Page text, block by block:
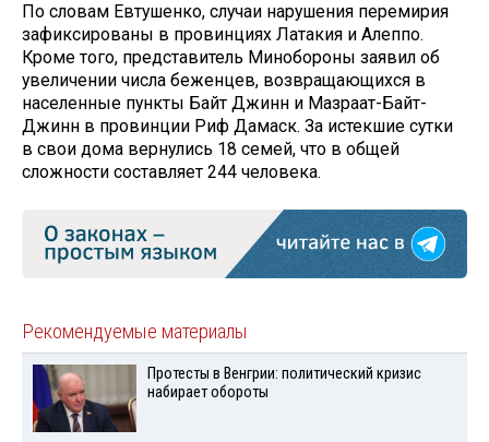
По словам Евтушенко, случаи нарушения перемирия
зафиксированы в провинциях Латакия и Алеппо.
Кроме того, представитель Минобороны заявил об
увеличении числа беженцев, возвращающихся в
населенные пункты Байт Джинн и Мазраат-Байт-
Джинн в провинции Риф Дамаск. За истекшие сутки
в свои дома вернулись 18 семей, что в общей
сложности составляет 244 человека.
Рекомендуемые материалы
Протесты в Венгрии: политический кризис
набирает обороты